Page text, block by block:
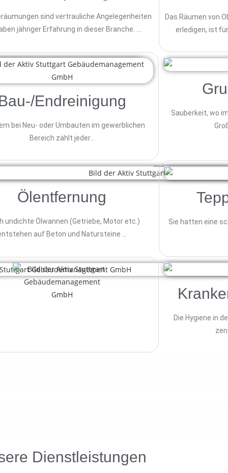
sind vertrauliche Angelegenheiten
jähriger Erfahrung in dieser Branche. …
Das Räumen von
erledigen, ist
Endreinigung
bei Neu- oder Umbauten im gewerblichen
Bereich zählt jeder…
Sauberkeit, wo
Ölentfernung
undichte Ölwannen (Getriebe, Motor etc.)
auf Beton und Natursteine …
Sie hatten eine
Die Hygiene in
Dienstleistungen